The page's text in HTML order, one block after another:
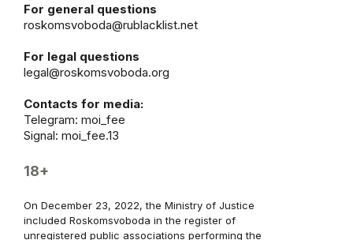
For general questions
roskomsvoboda@rublacklist.net
For legal questions
legal@roskomsvoboda.org
Contacts for media:
Telegram: moi_fee
Signal: moi_fee.13
18+
On December 23, 2022, the Ministry of Justice
included Roskomsvoboda in the register of
unregistered public associations performing the